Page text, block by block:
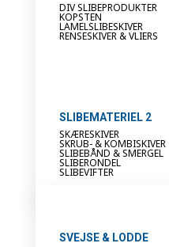
DIV SLIBEPRODUKTER
KOPSTEN
LAMELSLIBESKIVER
RENSESKIVER & VLIERS
SLIBEMATERIEL 2
SKÆRESKIVER
SKRUB- & KOMBISKIVER
SLIBEBÅND & SMERGEL
SLIBERONDEL
SLIBEVIFTER
SVEJSE & LODDE